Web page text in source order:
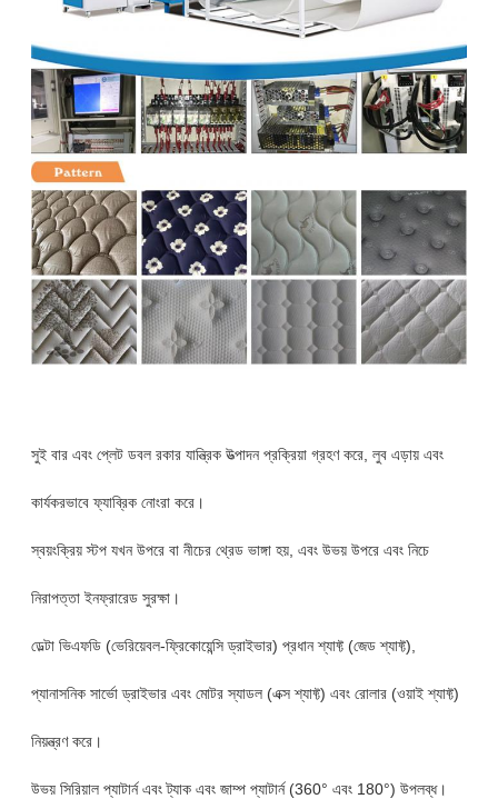
সুই বার এবং প্লেট ডবল রকার যান্ত্রিক উত্পাদন প্রক্রিয়া গ্রহণ করে, লুব এড়ায় এবং
কার্যকরভাবে ফ্যাব্রিক নোংরা করে।
স্বয়ংক্রিয় স্টপ যখন উপরে বা নীচের থ্রেড ভাঙ্গা হয়, এবং উভয় উপরে এবং নিচে
নিরাপত্তা ইনফ্রারেড সুরক্ষা।
ডেল্টা ভিএফডি (ভেরিয়েবল-ফ্রিকোয়েন্সি ড্রাইভার) প্রধান শ্যাফ্ট (জেড শ্যাফ্ট),
প্যানাসনিক সার্ভো ড্রাইভার এবং মোটর স্যাডল (এক্স শ্যাফ্ট) এবং রোলার (ওয়াই শ্যাফ্ট)
নিয়ন্ত্রণ করে।
উভয় সিরিয়াল প্যাটার্ন এবং ট্যাক এবং জাম্প প্যাটার্ন (360° এবং 180°) উপলব্ধ।